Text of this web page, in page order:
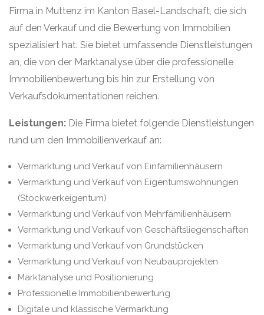
Firma in Muttenz im Kanton Basel-Landschaft, die sich
auf den Verkauf und die Bewertung von Immobilien
spezialisiert hat. Sie bietet umfassende Dienstleistungen
an, die von der Marktanalyse über die professionelle
Immobilienbewertung bis hin zur Erstellung von
Verkaufsdokumentationen reichen.
Leistungen: Die Firma bietet folgende Dienstleistungen
rund um den Immobilienverkauf an:
Vermarktung und Verkauf von Einfamilienhäusern
Vermarktung und Verkauf von Eigentumswohnungen
(Stockwerkeigentum)
Vermarktung und Verkauf von Mehrfamilienhäusern
Vermarktung und Verkauf von Geschäftsliegenschaften
Vermarktung und Verkauf von Grundstücken
Vermarktung und Verkauf von Neubauprojekten
Marktanalyse und Positionierung
Professionelle Immobilienbewertung
Digitale und klassische Vermarktung